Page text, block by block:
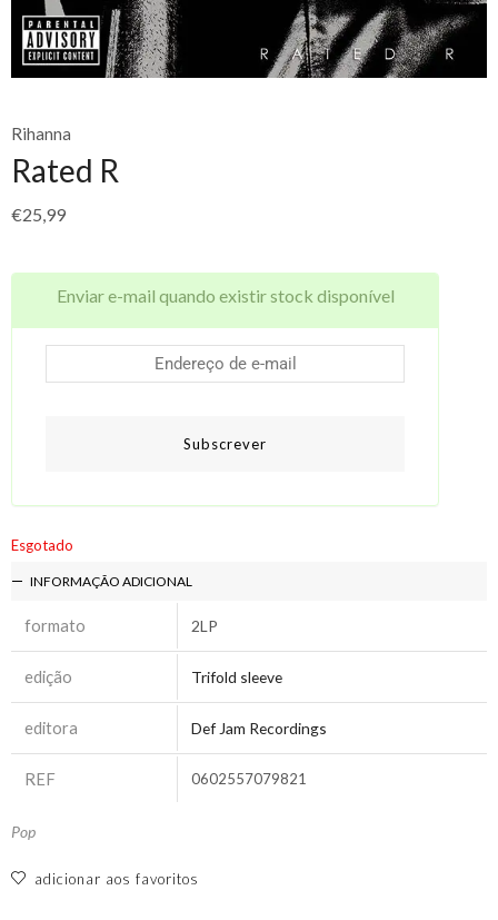
Rihanna
Rated R
€25,99
Enviar e-mail quando existir stock disponível
Subscrever
Esgotado
INFORMAÇÃO ADICIONAL
formato 2LP
edição Trifold sleeve
editora Def Jam Recordings
REF 0602557079821
Pop
adicionar aos favoritos